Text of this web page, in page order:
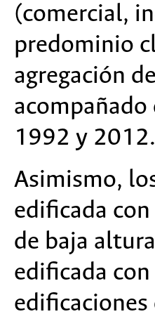
(comercial,
predominio
agregación
1992 y 2012.
Asimismo,
edificada
de baja
edificada